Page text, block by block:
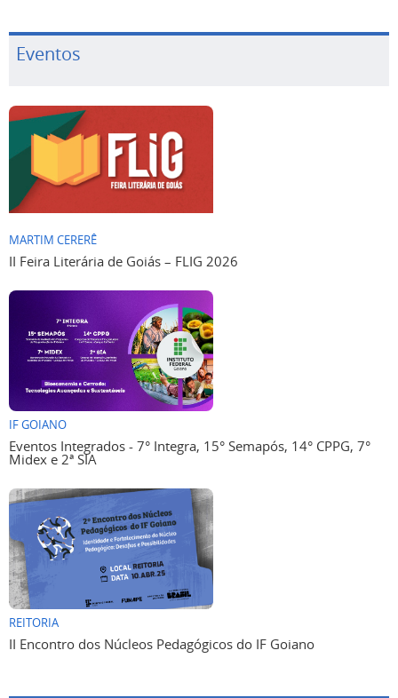
Eventos
MARTIM CERERÊ
II Feira Literária de Goiás – FLIG 2026
IF GOIANO
Eventos Integrados - 7° Integra, 15° Semapós, 14° CPPG, 7°
Midex e 2ª SIA
REITORIA
II Encontro dos Núcleos Pedagógicos do IF Goiano